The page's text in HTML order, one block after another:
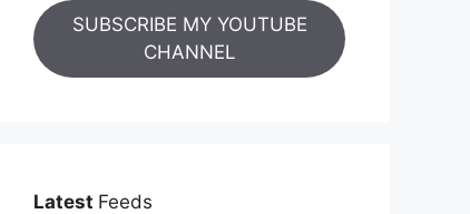
SUBSCRIBE MY YOUTUBE
CHANNEL
Latest Feeds